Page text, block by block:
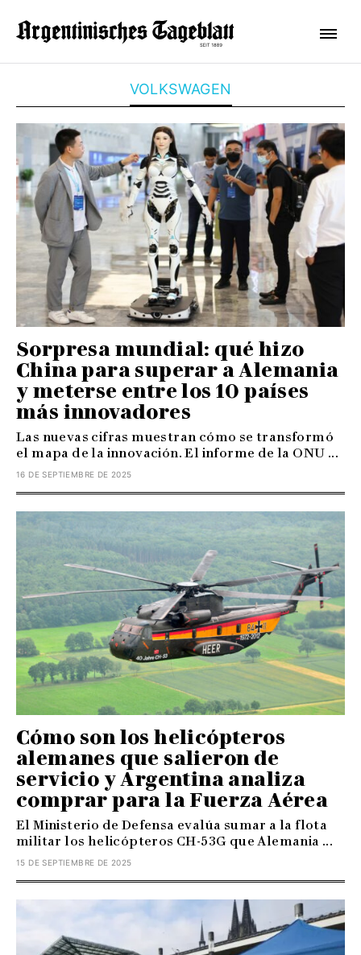
VOLKSWAGEN
Sorpresa mundial: qué hizo
China para superar a Alemania
y meterse entre los 10 países
más innovadores
Las nuevas cifras muestran cómo se transformó
el mapa de la innovación. El informe de la ONU ...
16 DE SEPTIEMBRE DE 2025
Cómo son los helicópteros
alemanes que salieron de
servicio y Argentina analiza
comprar para la Fuerza Aérea
El Ministerio de Defensa evalúa sumar a la flota
militar los helicópteros CH-53G que Alemania ...
15 DE SEPTIEMBRE DE 2025